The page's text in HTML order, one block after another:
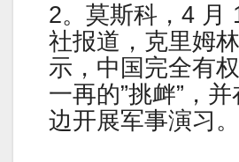
2。莫斯科，4 月
社报道，克里姆
示，中国完全有
一再的”挑衅”，
边开展军事演习。